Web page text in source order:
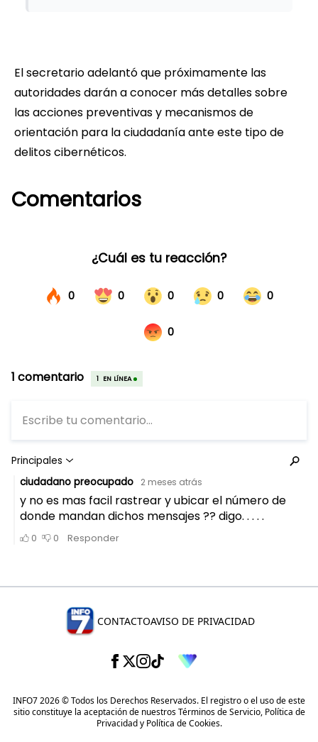
El secretario adelantó que próximamente las
autoridades darán a conocer más detalles sobre
las acciones preventivas y mecanismos de
orientación para la ciudadanía ante este tipo de
delitos cibernéticos.
Comentarios
CONTACTOAVISO DE PRIVACIDAD
INFO7 2026 © Todos los Derechos Reservados. El registro o el uso de este
sitio constituye la aceptación de nuestrosTérminos de Servicio, Política de
Privacidady Política de Cookies.